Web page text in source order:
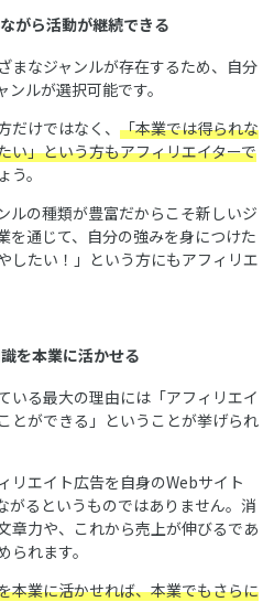
がら活動が継続できる
まなジャンルが存在するため、自分
ルが選択可能です。
だけではなく、 「本業では得られな
い」という方もアフィリエイターで
う。
ルの種類が豊富だからこそ新しいジ
を通じて、自分の強みを身につけた
したい！」という方にもアフィリエ
を本業に活かせる
いる最大の理由には「アフィリエイ
とができる」ということが挙げられ
リエイト広告を自身のWebサイト
がるというものではありません。消
章力や、これから売上が伸びるであ
れます。
本業に活かせれば、本業でもさらに